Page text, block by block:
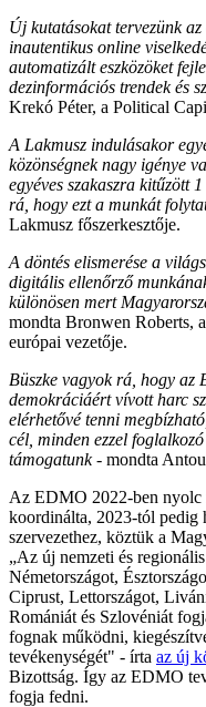
Új kutatásokat tervezünk
inautentikus online
automatizált eszközöket
dezinformációs trendek és
Krekó Péter, a Political
A Lakmusz indulásakor
közönségnek nagy igénye
egyéves szakaszra kitűzött
rá, hogy ezt a munkát
Lakmusz főszerkesztője.
A döntés elismerése a
digitális ellenőrző
különösen mert
mondta Bronwen Roberts,
európai vezetője.
Büszke vagyok rá, hogy az
demokráciáért vívott harc
elérhetővé tenni
cél, minden ezzel
támogatunk- mondta
Az EDMO 2022-ben nyolc
koordinálta, 2023-tól pedig
szervezethez, köztük a
„Az új nemzeti és
Németországot,
Ciprust, Lettországot,
Romániát és Szlovéniát
fognak működni,
tevékenységét" - írta az új
Bizottság. Így az EDMO
fogja fedni.